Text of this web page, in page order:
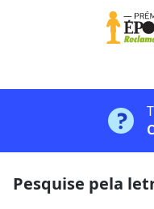
Pesquise pela